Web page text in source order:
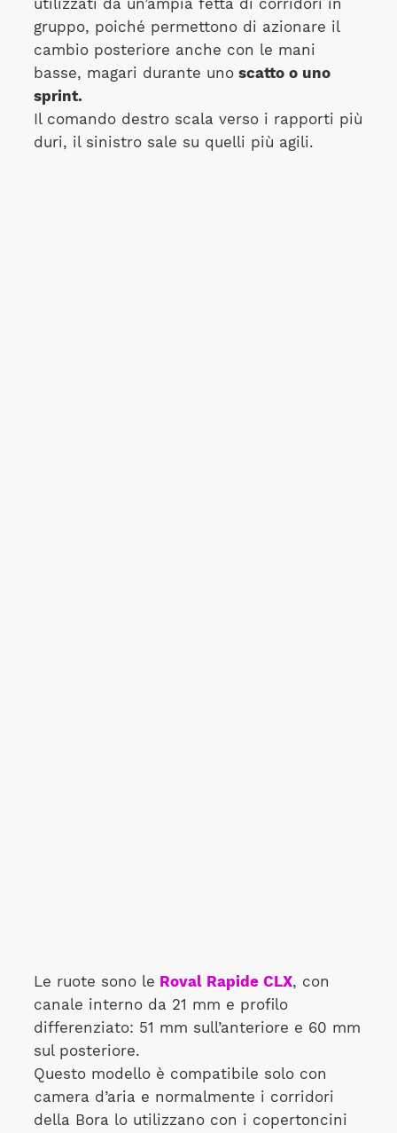
utilizzati da un’ampia fetta di corridori in
gruppo, poiché permettono di azionare il
cambio posteriore anche con le mani
basse, magari durante unoscatto o uno
sprint.
Il comando destro scala verso i rapporti più
duri, il sinistro sale su quelli più agili.
Le ruote sono le Roval Rapide CLX, con
canale interno da 21 mm e profilo
differenziato: 51 mm sull’anteriore e 60 mm
sul posteriore.
Questo modello è compatibile solo con
camera d’aria e normalmente i corridori
della Bora lo utilizzano con i copertoncini